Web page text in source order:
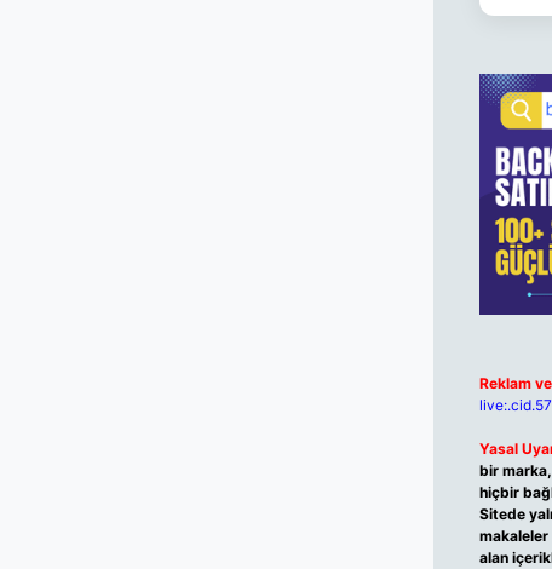
Reklam
Yasal
bir
hiçbir
Sitede
makaleler
alan